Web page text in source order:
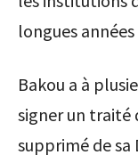
longues
Bakou a à
signer un traité
supprimé de sa